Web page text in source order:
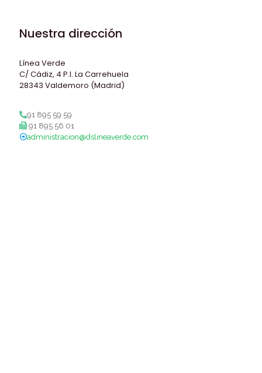
Nuestra dirección
Línea Verde
C/ Cádiz, 4 P.I. La Carrehuela
28343 Valdemoro (Madrid)
91 895 59 59
91 895 56 01
administracion@dslineaverde.com